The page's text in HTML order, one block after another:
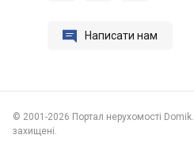
 Написати нам
© 2001-2026 Портал нерухомості
захищені.